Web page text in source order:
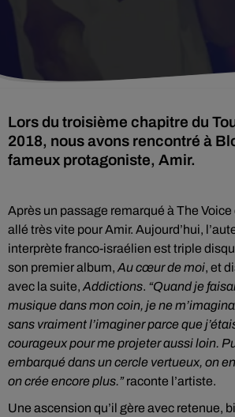
Lors du troisième chapitre du
2018, nous avons rencontré à
fameux protagoniste, Amir.
Après un passage remarqué à The
allé très vite pour Amir. Aujourd’hui,
interprète franco-israélien est triple
son premier album, Au cœur de moi, et
avec la suite, Addictions. “Quand je
musique dans mon coin, je ne
sans vraiment l’imaginer parce que
courageux pour me projeter aussi loin.
embarqué dans un cercle vertueux, on
on crée encore plus.”raconte l’artiste.
Une ascension qu’il gère avec retenue,